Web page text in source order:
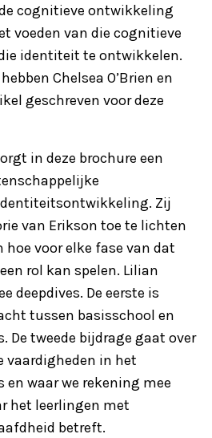
cognitieve ontwikkeling
voeden van die cognitieve
identiteit te ontwikkelen.
Chelsea O’Brien en
geschreven voor deze
in deze brochure een
Zij
van Erikson toe te lichten
hoe voor elke fase van dat
rol kan spelen. Lilian
deepdives. De eerste is
tussen basisschool en
De tweede bijdrage gaat over
vaardigheden in het
waar we rekening mee
het leerlingen met
betreft.